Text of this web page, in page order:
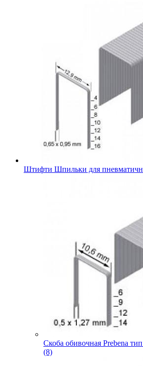
Штифти Шпильки для
Скоба обивочная Prebena
(8)